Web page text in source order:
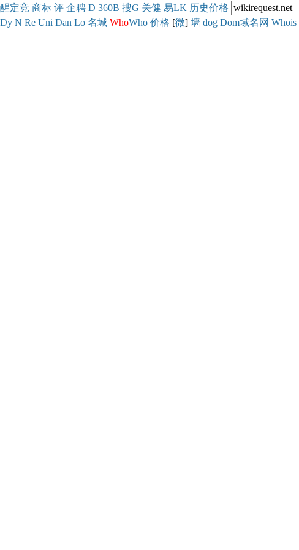
醒定竞 商标 评 企聘 D 360B 搜G 关健 易LK 历史价格
Dy N Re Uni Dan Lo 名城 WhoWho 价格 [微] 墙 dog Dom域名网 Whois